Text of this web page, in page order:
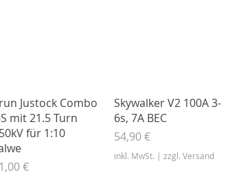
Schnellansicht
Justock Combo
mit 21.5 Turn
für 1:10
€
Schnellansicht
Skywalker V2 100A 3-
6s, 7A BEC
Preis
54,90 €
inkl. MwSt. | zzgl. Versand